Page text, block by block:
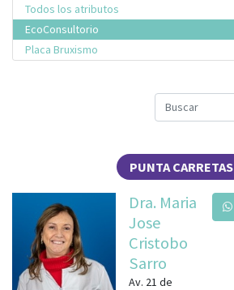
Todos los atributos
EcoConsultorio
Placa Bruxismo
PUNTA CARRETAS
Dra. Maria
Jose
Cristobo
Sarro
Av. 21 de